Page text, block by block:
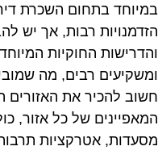
בתחום השכרת
רבות, אך יש
החוקיות
רבים, מה
להכיר את האזורים
של כל אזור,
אטרקציות